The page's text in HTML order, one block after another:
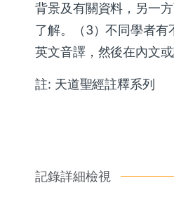
背景及有關資料，另一
了解。（3）不同學者
英文音譯，然後在內文
註: 天道聖經註釋系列
記錄詳細檢視